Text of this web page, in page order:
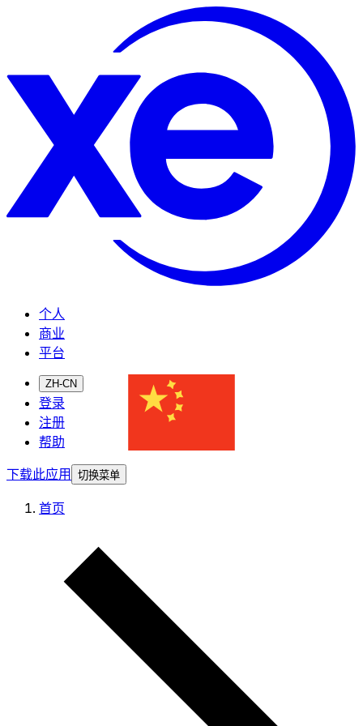
个人
商业
平台
ZH-CN
登录
注册
帮助
下载此应用
切换菜单
首页